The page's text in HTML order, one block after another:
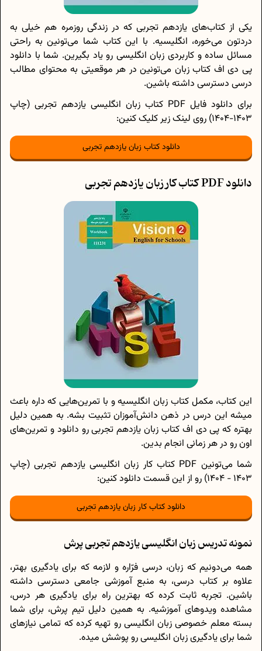
یکی از کتا‌ب‌های یازدهم تجربی که در زندگی روزمره هم خیلی به
دردتون می‌خوره، انگلیسیه. با این کتاب شما می‌تونین به راحتی
مسائل ساده و کاربردی زبان انگلیسی رو یاد بگیرین. شما با دانلود
پی دی اف کتاب زبان می‌تونین در هر موقعیتی به محتوای مطالب
درسی دسترسی داشته باشین.
برای دانلود فایل PDF کتاب زبان انگلیسی یازدهم تجربی (چاپ
1403-1404) روی لینک زیر کلیک کنین:
دانلود کتاب زبان یازدهم تجربی
دانلود PDF کتاب کار زبان یازدهم تجربی
این کتاب، مکمل کتاب زبان انگلیسیه و با تمرین‌هایی که داره باعث
میشه این درس در ذهن دانش‌آموزان تثبیت بشه. به همین دلیل
بهتره که پی دی اف کتاب زبان یازدهم تجربی رو دانلود و تمرین‌‌های
اون رو در هر زمانی انجام بدین.
شما می‌تونین PDF کتاب کار زبان انگلیسی یازدهم تجربی (چاپ
1403 - 1404) رو از این قسمت دانلود کنین:
دانلود کتاب کار زبان یازدهم تجربی
نمونه تدریس زبان انگلیسی یازدهم تجربی پرش
همه می‌دونیم که زبان، درسی فرّاره و لازمه که برای یادگیری بهتر،
علاوه بر کتاب درسی، به منبع آموزشی جامعی دسترسی داشته
باشین. تجربه ثابت کرده که بهترین راه برای یادگیری هر درس،
مشاهده ویدوهای آموزشیه. به همین دلیل تیم پرش، برای شما
بسته معلم خصوصی زبان انگلیسی رو تهیه کرده که تمامی نیازهای
شما برای یادگیری زبان انگلیسی رو پوشش میده.